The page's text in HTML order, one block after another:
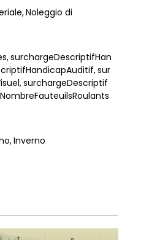
Noleggio di
surchargeDescriptifHan
sur
surchargeDescriptif
Inverno